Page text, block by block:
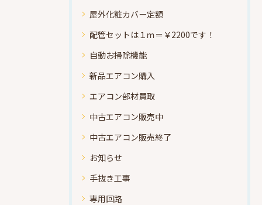
屋外化粧カバー定額
配管セットは１ｍ＝￥2200です！
自動お掃除機能
新品エアコン購入
エアコン部材買取
中古エアコン販売中
中古エアコン販売終了
お知らせ
手抜き工事
専用回路